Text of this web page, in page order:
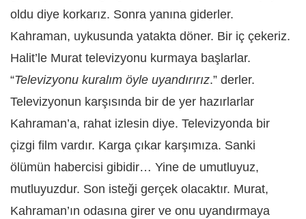
oldu diye korkarız. Sonra yanına giderler.
Kahraman, uykusunda yatakta döner. Bir iç çekeriz.
Halit’le Murat televizyonu kurmaya başlarlar.
“Televizyonu kuralım öyle uyandırırız.” derler.
Televizyonun karşısında bir de yer hazırlarlar
Kahraman’a, rahat izlesin diye. Televizyonda bir
çizgi film vardır. Karga çıkar karşımıza. Sanki
ölümün habercisi gibidir… Yine de umutluyuz,
mutluyuzdur. Son isteği gerçek olacaktır. Murat,
Kahraman’ın odasına girer ve onu uyandırmaya